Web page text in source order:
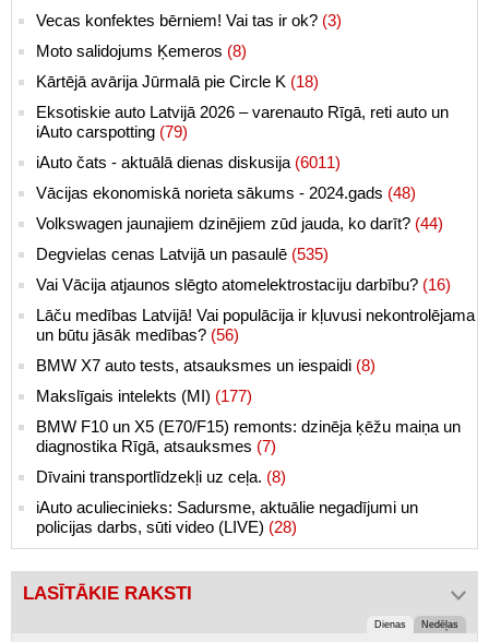
Vecas konfektes bērniem! Vai tas ir ok? (3)
Moto salidojums Ķemeros (8)
Kārtējā avārija Jūrmalā pie Circle K (18)
Eksotiskie auto Latvijā 2026 – varenauto Rīgā, reti auto un
iAuto carspotting (79)
iAuto čats - aktuālā dienas diskusija (6011)
Vācijas ekonomiskā norieta sākums - 2024.gads (48)
Volkswagen jaunajiem dzinējiem zūd jauda, ko darīt? (44)
Degvielas cenas Latvijā un pasaulē (535)
Vai Vācija atjaunos slēgto atomelektrostaciju darbību? (16)
Lāču medības Latvijā! Vai populācija ir kļuvusi nekontrolējama
un būtu jāsāk medības? (56)
BMW X7 auto tests, atsauksmes un iespaidi (8)
Makslīgais intelekts (MI) (177)
BMW F10 un X5 (E70/F15) remonts: dzinēja ķēžu maiņa un
diagnostika Rīgā, atsauksmes (7)
Dīvaini transportlīdzekļi uz ceļa. (8)
iAuto aculiecinieks: Sadursme, aktuālie negadījumi un
policijas darbs, sūti video (LIVE) (28)
LASĪTĀKIE RAKSTI
Dienas Nedēļas